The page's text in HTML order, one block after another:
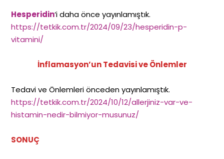
Hesperidin‘i daha önce yayınlamıştık.
https://tetkik.com.tr/2024/09/23/hesperidin-p-
vitamini/
İnflamasyon’un Tedavisi ve Önlemler
Tedavi ve Önlemleri önceden yayınlamıştık.
https://tetkik.com.tr/2024/10/12/allerjiniz-var-ve-
histamin-nedir-bilmiyor-musunuz/
SONUÇ